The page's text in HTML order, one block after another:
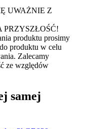
UWAŻNIE Z
PRZYSZŁOŚĆ!
produktu prosimy
produktu w celu
Zalecamy
ze względów
samej